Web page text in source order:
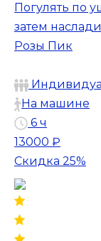
Погулять по
затем
Розы Пик
На машине
6 ч
13000 ₽
Скидка 25%